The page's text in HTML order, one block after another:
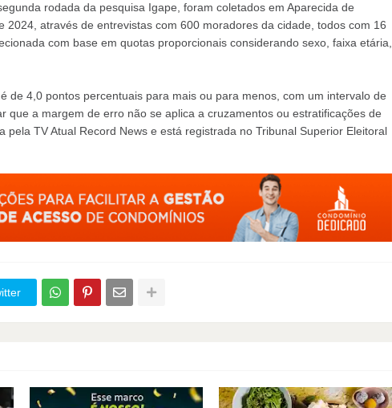
rodada da pesquisa Igape, foram coletados em Aparecida de
2024, através de entrevistas com 600 moradores da cidade, todos com 16
com base em quotas proporcionais considerando sexo, faixa etária,
de 4,0 pontos percentuais para mais ou para menos, com um intervalo de
que a margem de erro não se aplica a cruzamentos ou estratificações de
pela TV Atual Record News e está registrada no Tribunal Superior Eleitoral